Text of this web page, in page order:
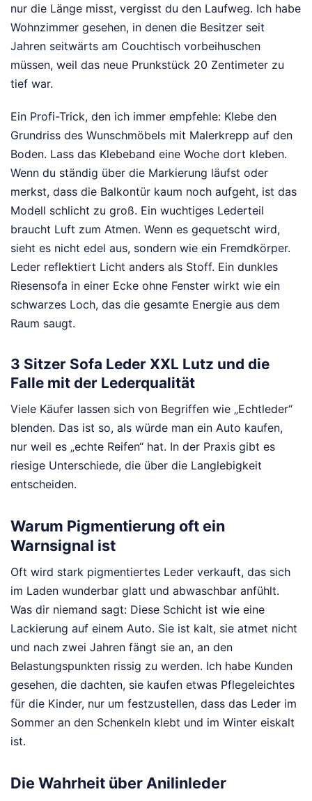
nur die Länge misst, vergisst du den Laufweg. Ich habe
Wohnzimmer gesehen, in denen die Besitzer seit
Jahren seitwärts am Couchtisch vorbeihuschen
müssen, weil das neue Prunkstück 20 Zentimeter zu
tief war.
Ein Profi-Trick, den ich immer empfehle: Klebe den
Grundriss des Wunschmöbels mit Malerkrepp auf den
Boden. Lass das Klebeband eine Woche dort kleben.
Wenn du ständig über die Markierung läufst oder
merkst, dass die Balkontür kaum noch aufgeht, ist das
Modell schlicht zu groß. Ein wuchtiges Lederteil
braucht Luft zum Atmen. Wenn es gequetscht wird,
sieht es nicht edel aus, sondern wie ein Fremdkörper.
Leder reflektiert Licht anders als Stoff. Ein dunkles
Riesensofa in einer Ecke ohne Fenster wirkt wie ein
schwarzes Loch, das die gesamte Energie aus dem
Raum saugt.
3 Sitzer Sofa Leder XXL Lutz und die
Falle mit der Lederqualität
Viele Käufer lassen sich von Begriffen wie „Echtleder“
blenden. Das ist so, als würde man ein Auto kaufen,
nur weil es „echte Reifen“ hat. In der Praxis gibt es
riesige Unterschiede, die über die Langlebigkeit
entscheiden.
Warum Pigmentierung oft ein
Warnsignal ist
Oft wird stark pigmentiertes Leder verkauft, das sich
im Laden wunderbar glatt und abwaschbar anfühlt.
Was dir niemand sagt: Diese Schicht ist wie eine
Lackierung auf einem Auto. Sie ist kalt, sie atmet nicht
und nach zwei Jahren fängt sie an, an den
Belastungspunkten rissig zu werden. Ich habe Kunden
gesehen, die dachten, sie kaufen etwas Pflegeleichtes
für die Kinder, nur um festzustellen, dass das Leder im
Sommer an den Schenkeln klebt und im Winter eiskalt
ist.
Die Wahrheit über Anilinleder